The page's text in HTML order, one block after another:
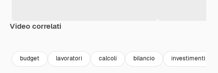
Video correlati
budget lavoratori calcoli bilancio investimenti